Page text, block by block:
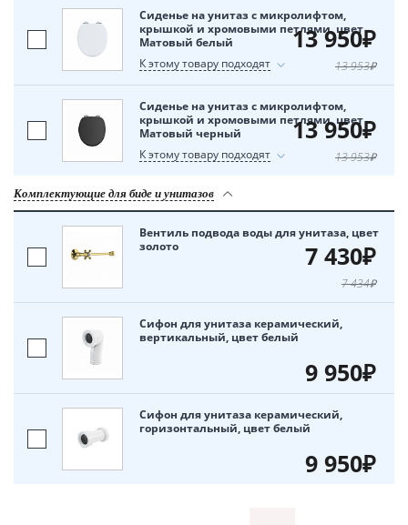
Сиденье на унитаз с микролифтом,
крышкой и хромовыми петлями, цвет
Матовый белый
К этому товару подходят
13 950₽
13 953₽
Сиденье на унитаз с микролифтом,
крышкой и хромовыми петлями, цвет
Матовый черный
К этому товару подходят
13 950₽
13 953₽
Комплектующие для биде и унитазов
Вентиль подвода воды для унитаза, цвет
золото
7 430₽
7 434₽
Сифон для унитаза керамический,
вертикальный, цвет белый
9 950₽
Сифон для унитаза керамический,
горизонтальный, цвет белый
9 950₽